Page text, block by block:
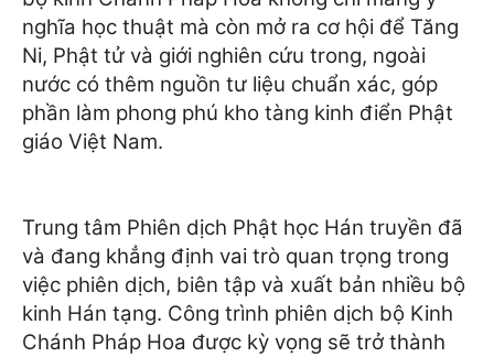
nghĩa học thuật mà còn mở ra cơ hội để Tăng
Ni, Phật tử và giới nghiên cứu trong, ngoài
nước có thêm nguồn tư liệu chuẩn xác, góp
phần làm phong phú kho tàng kinh điển Phật
giáo Việt Nam.
Trung tâm Phiên dịch Phật học Hán truyền đã
và đang khẳng định vai trò quan trọng trong
việc phiên dịch, biên tập và xuất bản nhiều bộ
kinh Hán tạng. Công trình phiên dịch bộ Kinh
Chánh Pháp Hoa được kỳ vọng sẽ trở thành